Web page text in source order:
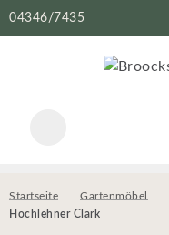
04346/7435
Startseite Gartenmöbel
Hochlehner Clark